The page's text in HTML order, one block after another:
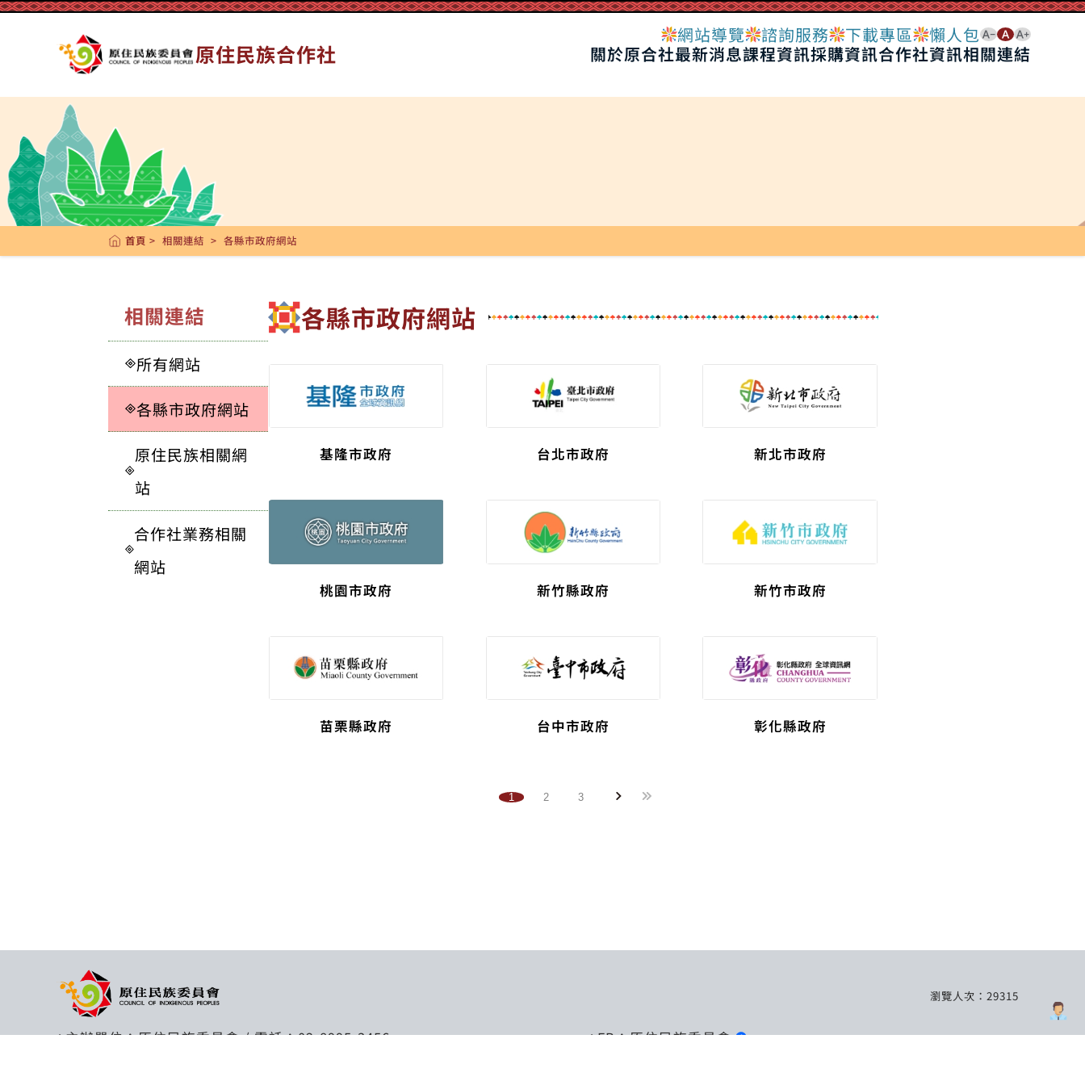
::: 跳到版頭內容
原住民族合作社
網站導覽 諮詢服務 下載專區
懶人包
關於原合社最新消息課程資訊採購資訊合作社資訊相關連結
::: 跳到中央內容區塊
首頁 > 相關連結 > 各縣市政府網站
相關連結
所有網站
各縣市政府網站
原住民族相關網
站
合作社業務相關
網站
各縣市政府網站
基隆市政府 台北市政府 新北市政府
桃園市政府 新竹縣政府 新竹市政府
苗栗縣政府 台中市政府 彰化縣政府
1 2 3
::: 跳到版腳內容
瀏覽人次：29315
主辦單位：原住民族委員會 / 電話：02-8995-3456 FB：原住民族委員會